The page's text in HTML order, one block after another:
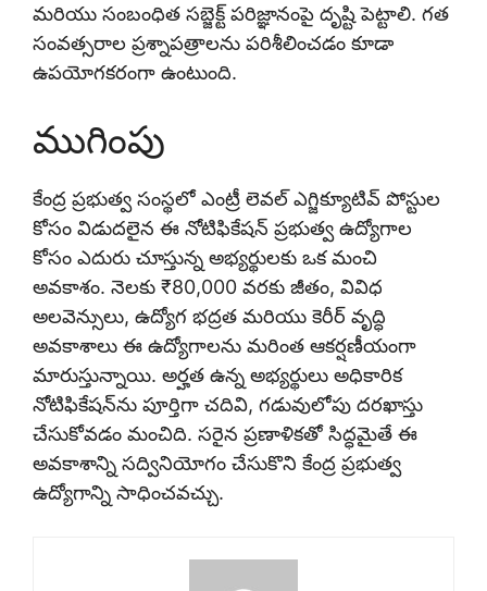
మరియు సంబంధిత సబ్జెక్ట్ పరిజ్ఞానంపై దృష్టి పెట్టాలి. గత
సంవత్సరాల ప్రశ్నాపత్రాలను పరిశీలించడం కూడా
ఉపయోగకరంగా ఉంటుంది.
ముగింపు
కేంద్ర ప్రభుత్వ సంస్థలో ఎంట్రీ లెవల్ ఎగ్జిక్యూటివ్ పోస్టుల
కోసం విడుదలైన ఈ నోటిఫికేషన్ ప్రభుత్వ ఉద్యోగాల
కోసం ఎదురు చూస్తున్న అభ్యర్థులకు ఒక మంచి
అవకాశం. నెలకు ₹80,000 వరకు జీతం, వివిధ
అలవెన్సులు, ఉద్యోగ భద్రత మరియు కెరీర్ వృద్ధి
అవకాశాలు ఈ ఉద్యోగాలను మరింత ఆకర్షణీయంగా
మారుస్తున్నాయి. అర్హత ఉన్న అభ్యర్థులు అధికారిక
నోటిఫికేషన్‌ను పూర్తిగా చదివి, గడువులోపు దరఖాస్తు
చేసుకోవడం మంచిది. సరైన ప్రణాళికతో సిద్ధమైతే ఈ
అవకాశాన్ని సద్వినియోగం చేసుకొని కేంద్ర ప్రభుత్వ
ఉద్యోగాన్ని సాధించవచ్చు.